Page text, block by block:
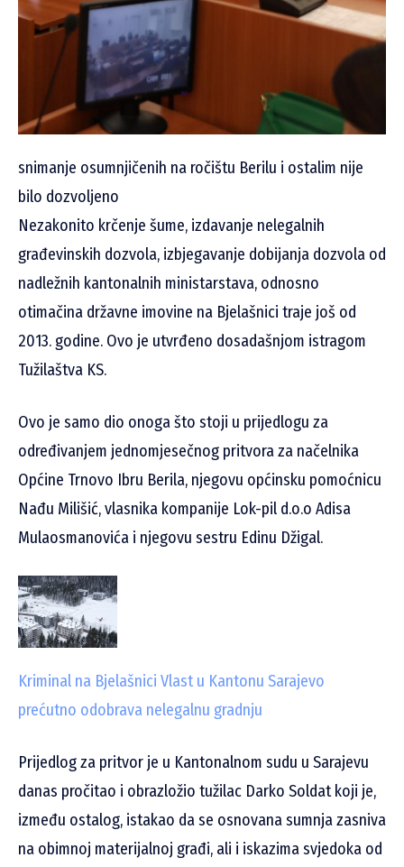
snimanje osumnjičenih na ročištu Berilu i ostalim nije
bilo dozvoljeno
Nezakonito krčenje šume, izdavanje nelegalnih
građevinskih dozvola, izbjegavanje dobijanja dozvola od
nadležnih kantonalnih ministarstava, odnosno
otimačina državne imovine na Bjelašnici traje još od
2013. godine. Ovo je utvrđeno dosadašnjom istragom
Tužilaštva KS.
Ovo je samo dio onoga što stoji u prijedlogu za
određivanjem jednomjesečnog pritvora za načelnika
Općine Trnovo Ibru Berila, njegovu općinsku pomoćnicu
Nađu Milišić, vlasnika kompanije Lok-pil d.o.o Adisa
Mulaosmanovića i njegovu sestru Edinu Džigal.
Kriminal na Bjelašnici Vlast u Kantonu Sarajevo
prećutno odobrava nelegalnu gradnju
Prijedlog za pritvor je u Kantonalnom sudu u Sarajevu
danas pročitao i obrazložio tužilac Darko Soldat koji je,
između ostalog, istakao da se osnovana sumnja zasniva
na obimnoj materijalnoj građi, ali i iskazima svjedoka od